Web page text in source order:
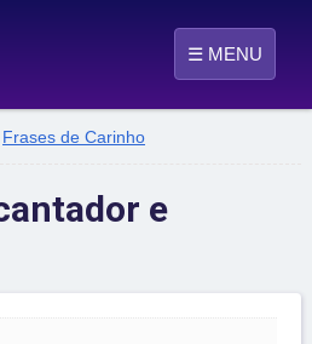
☰ MENU
Frases de Carinho
e